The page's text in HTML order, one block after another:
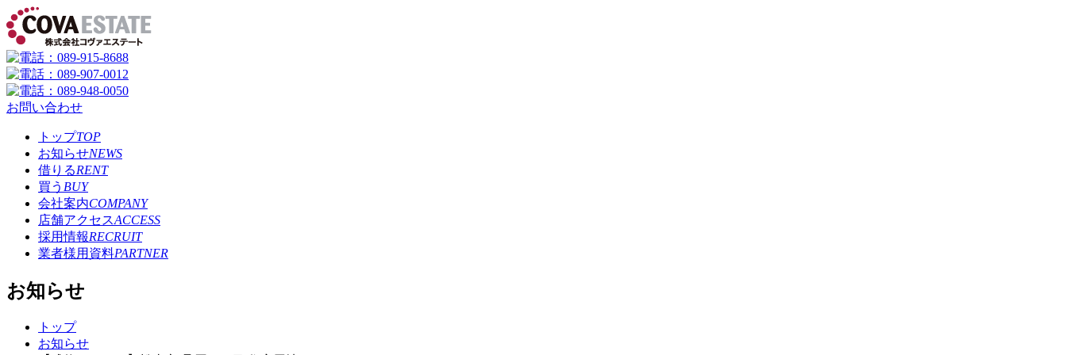
お問い合わせ
トップTOP
お知らせNEWS
借りるRENT
買う BUY
会社案内COMPANY
店舗アクセスACCESS
採用情報RECRUIT
業者様用資料PARTNER
お知らせ
トップ
お知らせ